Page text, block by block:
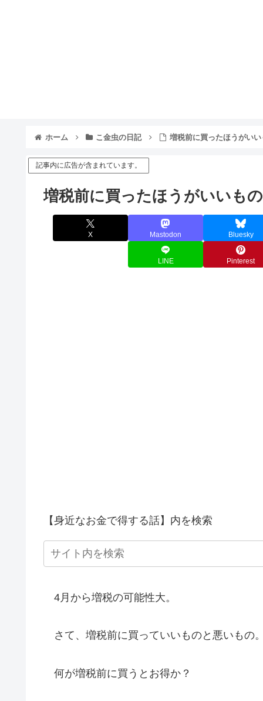
ホーム こ金虫の日記 増税前に買ったほうがい
記事内に広告が含まれています。
増税前に買ったほうがいいも
X Mastodon Bluesky
LINE Pinterest
【身近なお金で得する話】内を検索
4月から増税の可能性大。
さて、増税前に買っていいものと悪いもの
何が増税前に買うとお得か？